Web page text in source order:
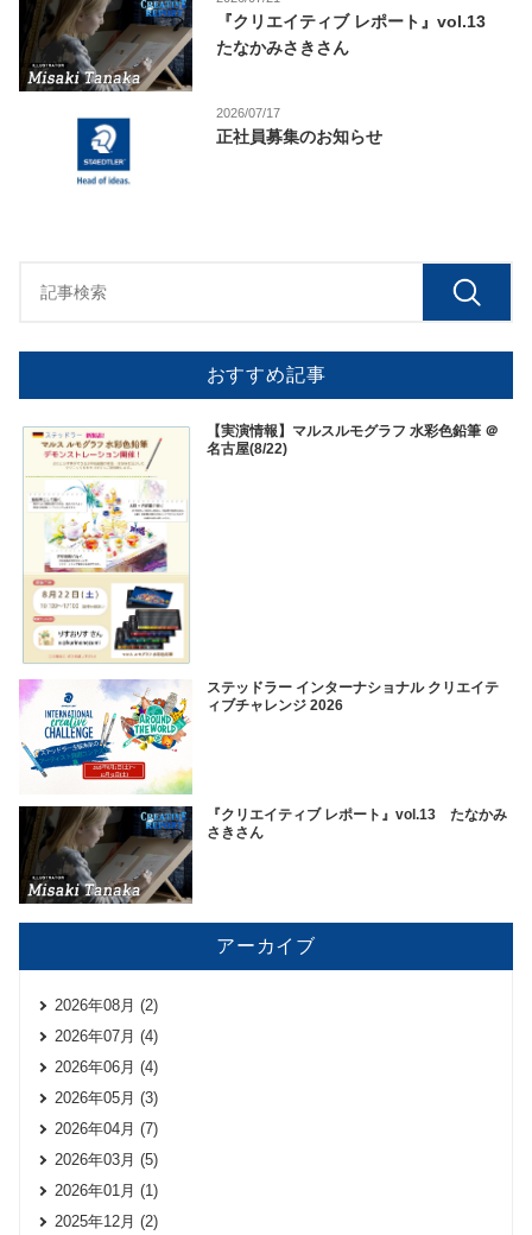
『クリエイティブ レポート』vol.13
たなかみさきさん
2026/07/17
正社員募集のお知らせ
おすすめ記事
【実演情報】マルスルモグラフ 水彩色鉛筆 ＠
名古屋(8/22)
ステッドラー インターナショナル クリエイテ
ィブチャレンジ 2026
『クリエイティブ レポート』vol.13 たなかみ
さきさん
アーカイブ
2026年08月 (2)
2026年07月 (4)
2026年06月 (4)
2026年05月 (3)
2026年04月 (7)
2026年03月 (5)
2026年01月 (1)
2025年12月 (2)